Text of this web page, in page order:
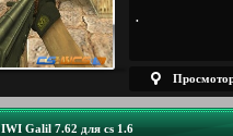
.
IWI Galil 7.62 для cs 1.6